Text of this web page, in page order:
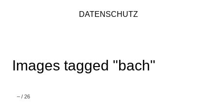
DATENSCHUTZ
Images tagged "bach"
– / 26